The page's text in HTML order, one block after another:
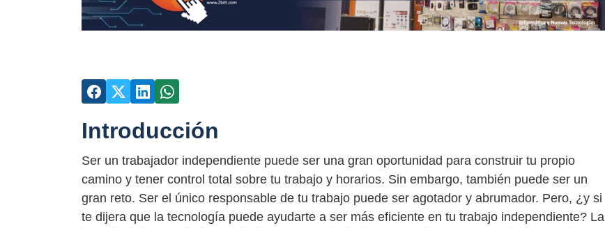
Introducción
Ser un trabajador independiente puede ser una gran oportunidad para construir tu propio
camino y tener control total sobre tu trabajo y horarios. Sin embargo, también puede ser un
gran reto. Ser el único responsable de tu trabajo puede ser agotador y abrumador. Pero, ¿y si
te dijera que la tecnología puede ayudarte a ser más eficiente en tu trabajo independiente? La